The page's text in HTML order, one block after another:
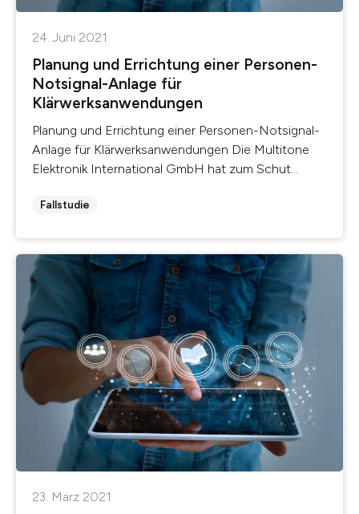
24. Juni 2021
Planung und Errichtung einer Personen-
Notsignal-Anlage für
Klärwerksanwendungen
Planung und Errichtung einer Personen-Notsignal-
Anlage für Klärwerksanwendungen Die Multitone
Elektronik International GmbH hat zum Schut...
Fallstudie
23. März 2021